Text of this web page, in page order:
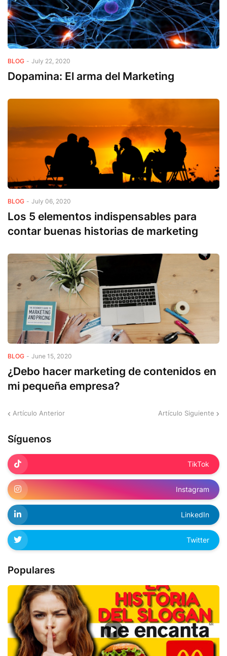
BLOG - July 22, 2020
Dopamina: El arma del Marketing
BLOG - July 06, 2020
Los 5 elementos indispensables para
contar buenas historias de marketing
BLOG - June 15, 2020
¿Debo hacer marketing de contenidos en
mi pequeña empresa?
Artículo Anterior Artículo Siguiente
Síguenos
TikTok
Instagram
LinkedIn
Twitter
Populares